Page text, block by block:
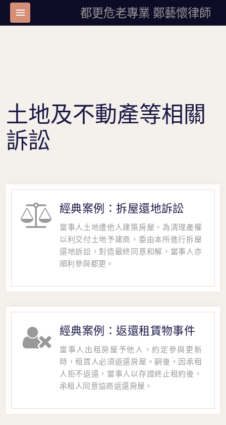
都更危老專業 鄭藝懷律師
土地及不動產等相關
訴訟
經典案例：拆屋還地訴訟
當事人土地遭他人建築房屋，為清理產權
以利交付土地予建商，委由本所進行拆屋
還地訴訟，對造最終同意和解，當事人亦
順利參與都更。
經典案例：返還租賃物事件
當事人出租房屋予他人，約定參與更新
時，租賃人必須返還房屋。嗣後，因承租
人拒不返還，當事人以存證終止租約後，
承租人同意協商返還房屋。